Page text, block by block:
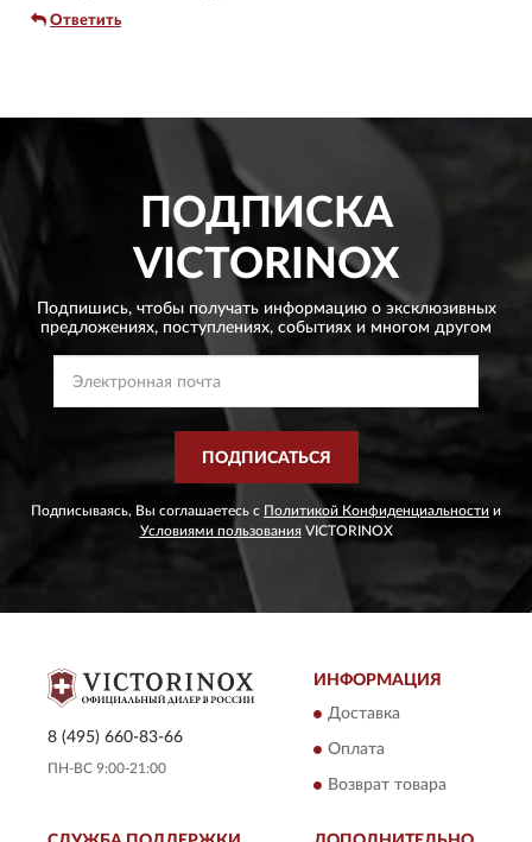
Ответить
ПОДПИСКА
VICTORINOX
Подпишись, чтобы получать информацию о эксклюзивных
предложениях, поступлениях, событиях и многом другом
ПОДПИСАТЬСЯ
Подписываясь, Вы соглашаетесь с Политикой Конфиденциальности и
Условиями пользованияVICTORINOX
8 (495) 660-83-66
ПН-ВС 9:00-21:00
ИНФОРМАЦИЯ
Доставка
Оплата
Возврат товара